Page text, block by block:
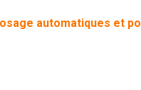
automatiques et